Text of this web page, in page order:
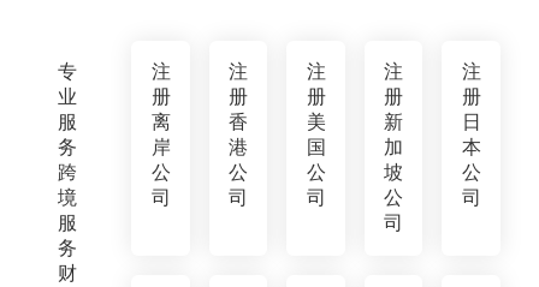
专
业
服
务
跨
境
服
务
财
注
册
离
岸
公
司
注
册
香
港
公
司
注
册
美
国
公
司
注
册
新
加
坡
公
司
注
册
日
本
公
司